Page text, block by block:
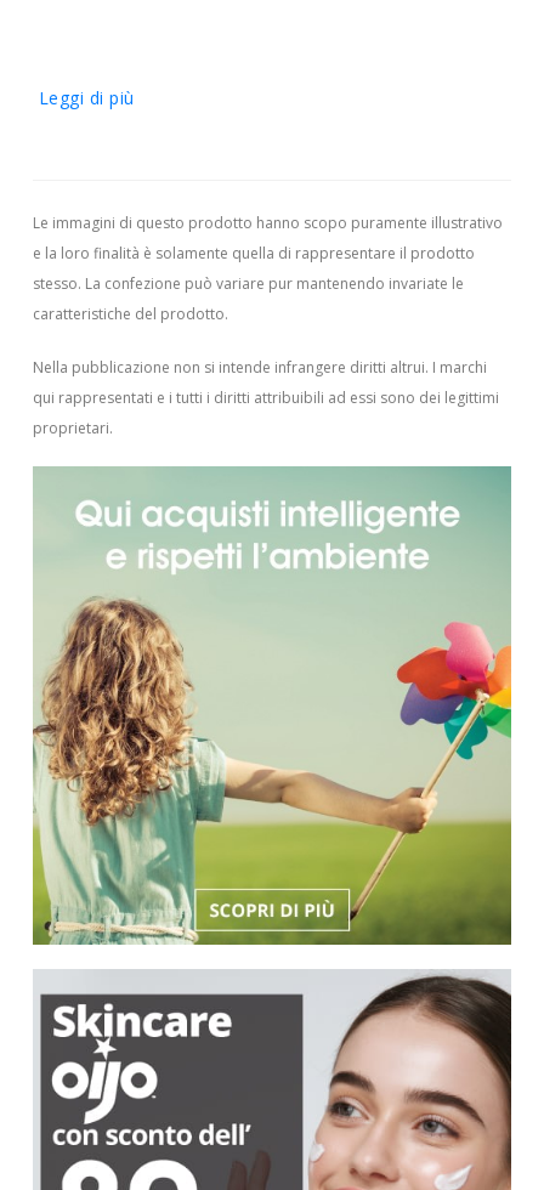
Leggi di più
Le immagini di questo prodotto hanno scopo puramente illustrativo
e la loro finalità è solamente quella di rappresentare il prodotto
stesso. La confezione può variare pur mantenendo invariate le
caratteristiche del prodotto.
Nella pubblicazione non si intende infrangere diritti altrui. I marchi
qui rappresentati e i tutti i diritti attribuibili ad essi sono dei legittimi
proprietari.